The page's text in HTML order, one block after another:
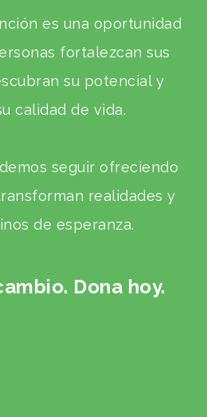
es una oportunidad
fortalezcan sus
su potencial y
calidad de vida.
seguir ofreciendo
realidades y
de esperanza.
Dona hoy.